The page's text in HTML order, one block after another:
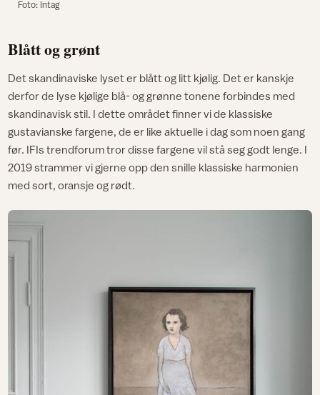
Foto: Intag
Blått og grønt
Det skandinaviske lyset er blått og litt kjølig. Det er kanskje
derfor de lyse kjølige blå- og grønne tonene forbindes med
skandinavisk stil. I dette området finner vi de klassiske
gustavianske fargene, de er like aktuelle i dag som noen gang
før. IFIs trendforum tror disse fargene vil stå seg godt lenge. I
2019 strammer vi gjerne opp den snille klassiske harmonien
med sort, oransje og rødt.